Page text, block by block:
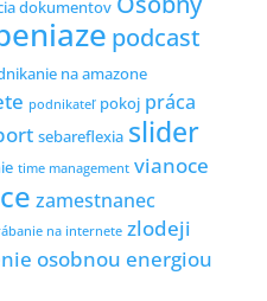
dokumentov
podcast
na amazone
podnikateľ pokoj práca
sebareflexia slider
time management vianoce
zamestnanec
na internete zlodeji
osobnou energiou